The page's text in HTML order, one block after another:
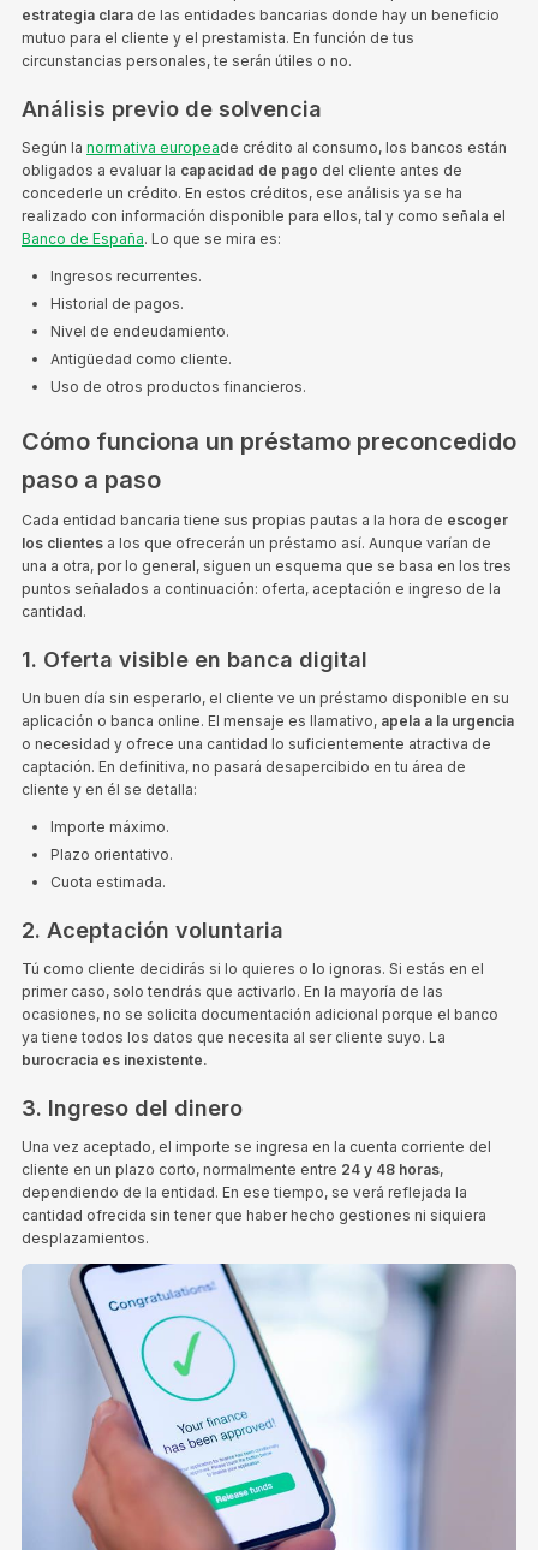
estrategia clara de las entidades bancarias donde hay un beneficio
mutuo para el cliente y el prestamista. En función de tus
circunstancias personales, te serán útiles o no.
Análisis previo de solvencia
Según la normativa europeade crédito al consumo, los bancos están
obligados a evaluar la capacidad de pago del cliente antes de
concederle un crédito. En estos créditos, ese análisis ya se ha
realizado con información disponible para ellos, tal y como señala el
Banco de España. Lo que se mira es:
Ingresos recurrentes.
Historial de pagos.
Nivel de endeudamiento.
Antigüedad como cliente.
Uso de otros productos financieros.
Cómo funciona un préstamo preconcedido
paso a paso
Cada entidad bancaria tiene sus propias pautas a la hora de escoger
los clientes a los que ofrecerán un préstamo así. Aunque varían de
una a otra, por lo general, siguen un esquema que se basa en los tres
puntos señalados a continuación: oferta, aceptación e ingreso de la
cantidad.
1. Oferta visible en banca digital
Un buen día sin esperarlo, el cliente ve un préstamo disponible en su
aplicación o banca online. El mensaje es llamativo, apela a la urgencia
o necesidad y ofrece una cantidad lo suficientemente atractiva de
captación. En definitiva, no pasará desapercibido en tu área de
cliente y en él se detalla:
Importe máximo.
Plazo orientativo.
Cuota estimada.
2. Aceptación voluntaria
Tú como cliente decidirás si lo quieres o lo ignoras. Si estás en el
primer caso, solo tendrás que activarlo. En la mayoría de las
ocasiones, no se solicita documentación adicional porque el banco
ya tiene todos los datos que necesita al ser cliente suyo. La
burocracia es inexistente.
3. Ingreso del dinero
Una vez aceptado, el importe se ingresa en la cuenta corriente del
cliente en un plazo corto, normalmente entre 24 y 48 horas,
dependiendo de la entidad. En ese tiempo, se verá reflejada la
cantidad ofrecida sin tener que haber hecho gestiones ni siquiera
desplazamientos.